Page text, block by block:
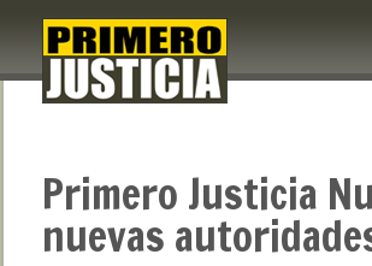
Primero Justicia
nuevas